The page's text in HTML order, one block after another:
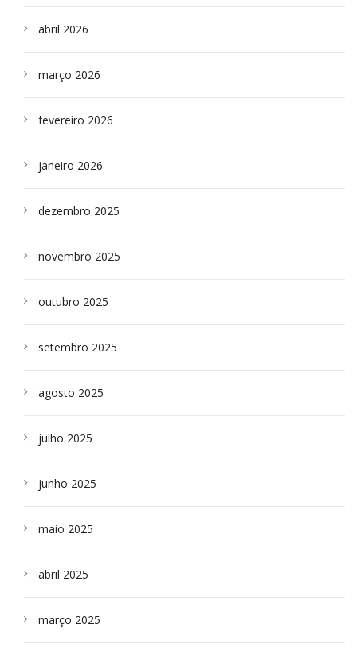
abril 2026
março 2026
fevereiro 2026
janeiro 2026
dezembro 2025
novembro 2025
outubro 2025
setembro 2025
agosto 2025
julho 2025
junho 2025
maio 2025
abril 2025
março 2025